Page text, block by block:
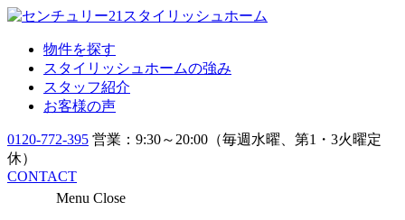
物件を探す
スタイリッシュホームの強み
スタッフ紹介
お客様の声
0120-772-395 営業：9:30～20:00（毎週水曜、第1・3火曜定
休）
CONTACT
Menu Close